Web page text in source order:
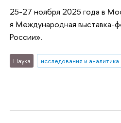
25-27 ноября 2025 года в
я Международная выставка-
России».
Наука исследования и аналитика